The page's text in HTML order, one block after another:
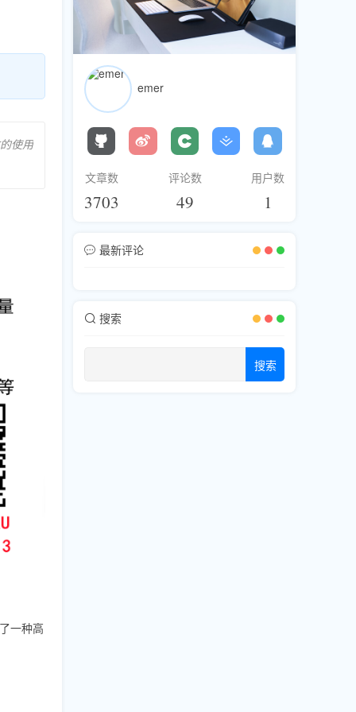
使用
一种高
emer
文章数
3703
评论数
49
用户数
1
最新评论
搜索
搜索